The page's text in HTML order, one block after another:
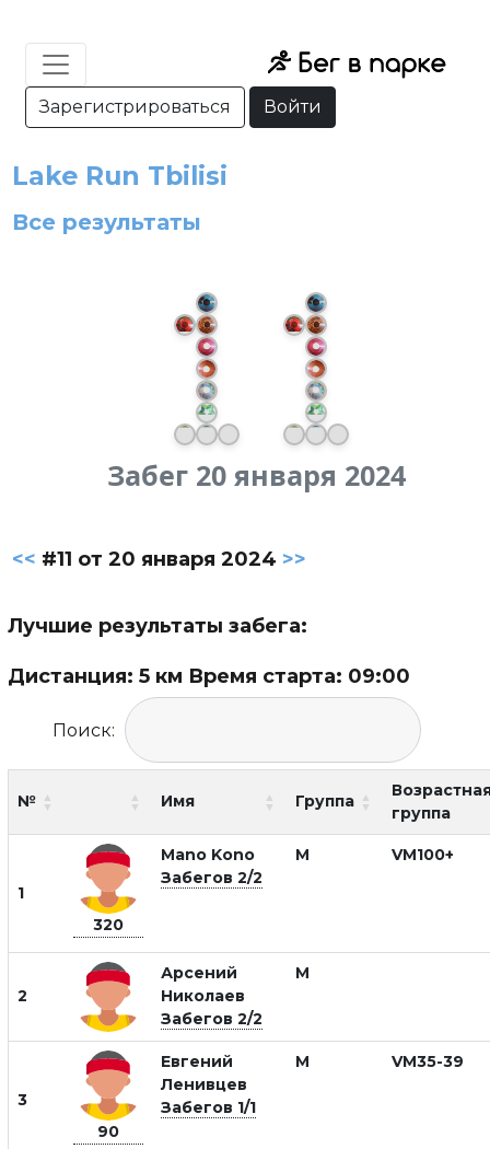
Зарегистрироваться Войти
Lake Run Tbilisi
Все результаты
Забег 20 января 2024
<< #11 от 20 января 2024 >>
Лучшие результаты забега:
Дистанция: 5 км Время старта: 09:00
Поиск:
№ Имя Группа
группа
1
320
Mano Kono
Забегов 2/2
М VM100+
2
Арсений
Николаев
Забегов 2/2
М
3
90
Евгений
Ленивцев
Забегов 1/1
М VM35-39